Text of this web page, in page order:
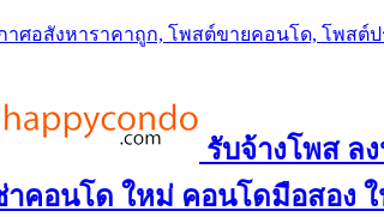
าศอสังหาราคาถูก, โพสต์ขายคอนโด, โพสต์
รับจ้างโพส ล
าคอนโด ใหม่ คอนโดมือสอง